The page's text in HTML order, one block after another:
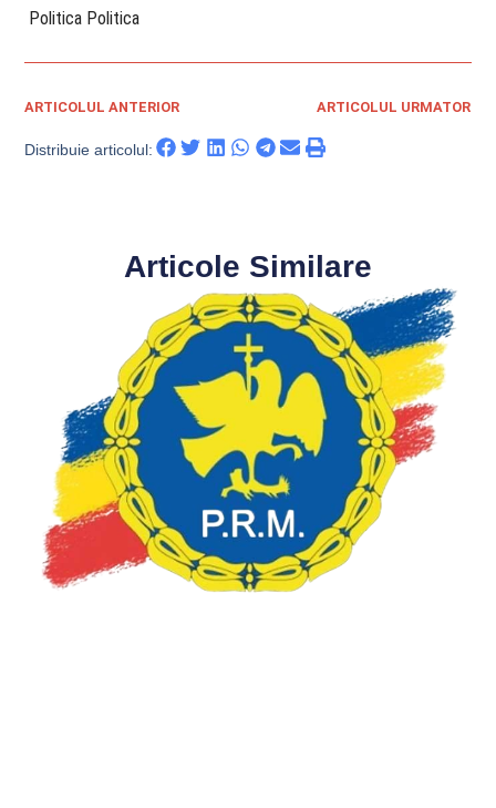
​ Politica Politica
ARTICOLUL ANTERIOR ARTICOLUL URMATOR
Distribuie articolul:
Articole Similare